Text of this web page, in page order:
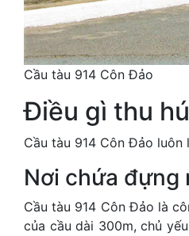
Cầu tàu 914 Côn Đảo
Điều gì thu
Cầu tàu 914 Côn Đảo
Nơi chứa đựng
Cầu tàu 914 Côn Đảo là
của cầu dài 300m, chủ